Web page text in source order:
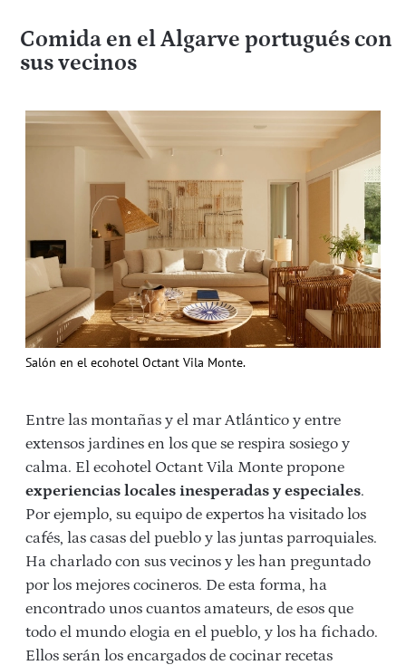
Comida en el Algarve portugués con
sus vecinos
Salón en el ecohotel Octant Vila Monte.
Entre las montañas y el mar Atlántico y entre
extensos jardines en los que se respira sosiego y
calma. El ecohotel Octant Vila Monte propone
experiencias locales inesperadas y especiales.
Por ejemplo, su equipo de expertos ha visitado los
cafés, las casas del pueblo y las juntas parroquiales.
Ha charlado con sus vecinos y les han preguntado
por los mejores cocineros. De esta forma, ha
encontrado unos cuantos amateurs, de esos que
todo el mundo elogia en el pueblo, y los ha fichado.
Ellos serán los encargados de cocinar recetas